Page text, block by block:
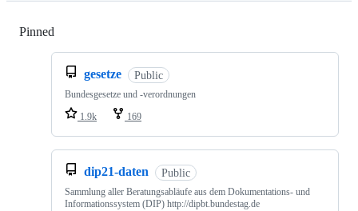
Pinned
gesetze Public
Bundesgesetze und -verordnungen
1.9k
169
dip21-daten Public
Sammlung aller Beratungsabläufe aus dem Dokumentations- und
Informationssystem (DIP) http://dipbt.bundestag.de